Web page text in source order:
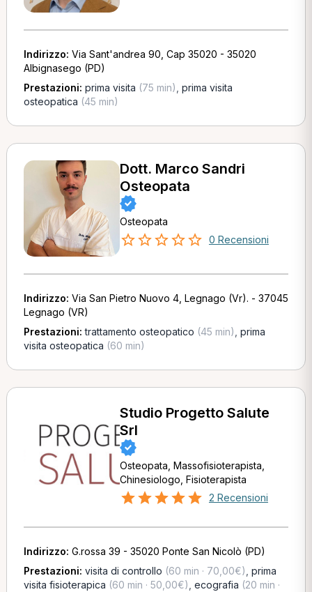
Indirizzo: Via Sant'andrea 90, Cap 35020 - 35020
Albignasego (PD)
Prestazioni: prima visita (75 min) prima visita
osteopatica (45 min)
Dott. Marco Sandri
Osteopata
Osteopata
0 Recensioni
Indirizzo: Via San Pietro Nuovo 4, Legnago (Vr). - 37045
Legnago (VR)
Prestazioni:trattamento osteopatico (45 min) prima
visita osteopatica (60 min)
Studio Progetto Salute
Srl
Osteopata, Massofisioterapista,
Chinesiologo, Fisioterapista
2 Recensioni
Indirizzo: G.rossa 39 - 35020 Ponte San Nicolò (PD)
Prestazioni: visita di controllo (60 min · 70,00€) prima
visita fisioterapica (60 min · 50,00€) ecografia (20 min ·